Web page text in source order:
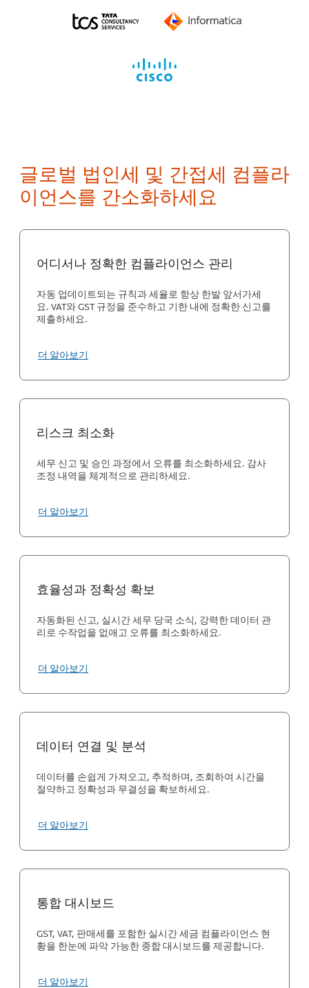
글로벌 법인세 및 간접세 컴플라
이언스를 간소화하세요
어디서나 정확한 컴플라이언스 관리
자동 업데이트되는 규칙과 세율로 항상 한발 앞서가세
요. VAT와 GST 규정을 준수하고 기한 내에 정확한 신고를
제출하세요.
더 알아보기
리스크 최소화
세무 신고 및 승인 과정에서 오류를 최소화하세요. 감사
조정 내역을 체계적으로 관리하세요.
더 알아보기
효율성과 정확성 확보
자동화된 신고, 실시간 세무 당국 소식, 강력한 데이터 관
리로 수작업을 없애고 오류를 최소화하세요.
더 알아보기
데이터 연결 및 분석
데이터를 손쉽게 가져오고, 추적하며, 조회하여 시간을
절약하고 정확성과 무결성을 확보하세요.
더 알아보기
통합 대시보드
GST, VAT, 판매세를 포함한 실시간 세금 컴플라이언스 현
황을 한눈에 파악 가능한 종합 대시보드를 제공합니다.
더 알아보기